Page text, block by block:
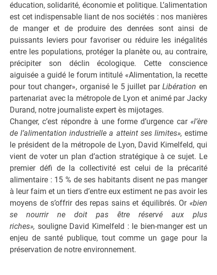
éducation, solidarité, économie et politique. L’alimentation
est cet indispensable liant de nos sociétés : nos manières
de manger et de produire des denrées sont ainsi de
puissants leviers pour favoriser ou réduire les inégalités
entre les populations, protéger la planète ou, au contraire,
précipiter son déclin écologique. Cette conscience
aiguisée a guidé le forum intitulé «Alimentation, la recette
pour tout changer», organisé le 5 juillet parLibérationen
partenariat avec la métropole de Lyon et animé par Jacky
Durand, notre journaliste expert ès mijotages.
Changer, c’est répondre à une forme d’urgence car «l’ère
de l’alimentation industrielle a atteint ses limites», estime
le président de la métropole de Lyon, David Kimelfeld, qui
vient de voter un plan d’action stratégique à ce sujet. Le
premier défi de la collectivité est celui de la précarité
alimentaire : 15 % de ses habitants disent ne pas manger
à leur faim et un tiers d’entre eux estiment ne pas avoir les
moyens de s’offrir des repas sains et équilibrés. Or «bien
se nourrir ne doit pas être réservé aux plus
riches», souligne David Kimelfeld : le bien-manger est un
enjeu de santé publique, tout comme un gage pour la
préservation de notre environnement.